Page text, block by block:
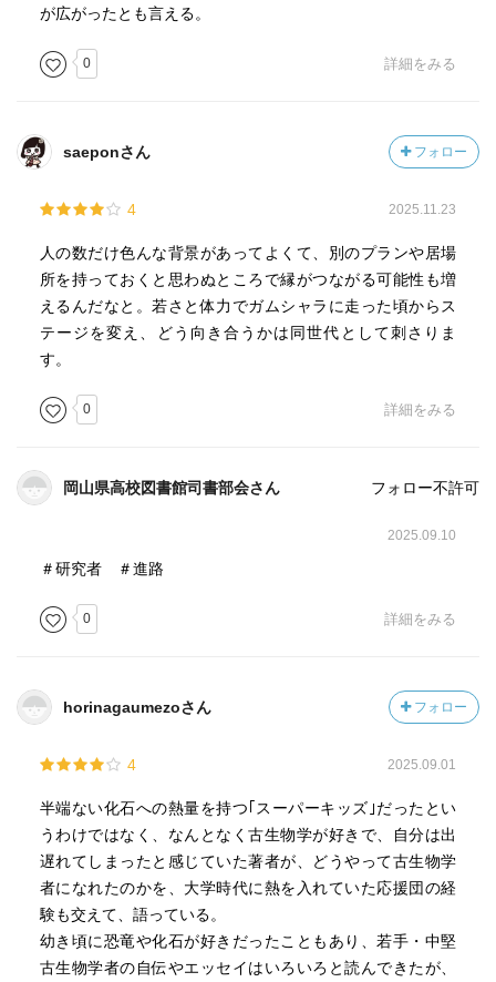
が広がったとも言える。
0 詳細をみる
saeponさん フォロー
4 2025.11.23
人の数だけ色んな背景があってよくて、別のプランや居場
所を持っておくと思わぬところで縁がつながる可能性も増
えるんだなと。若さと体力でガムシャラに走った頃からス
テージを変え、どう向き合うかは同世代として刺さりま
す。
0 詳細をみる
岡山県高校図書館司書部会さん フォロー不許可
2025.09.10
＃研究者 ＃進路
0 詳細をみる
horinagaumezoさん フォロー
4 2025.09.01
半端ない化石への熱量を持つ｢スーパーキッズ｣だったとい
うわけではなく、なんとなく古生物学が好きで、自分は出
遅れてしまったと感じていた著者が、どうやって古生物学
者になれたのかを、大学時代に熱を入れていた応援団の経
験も交えて、語っている。
幼き頃に恐竜や化石が好きだったこともあり、若手・中堅
古生物学者の自伝やエッセイはいろいろと読んできたが、